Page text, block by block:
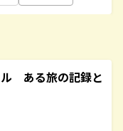
ある旅の記録と